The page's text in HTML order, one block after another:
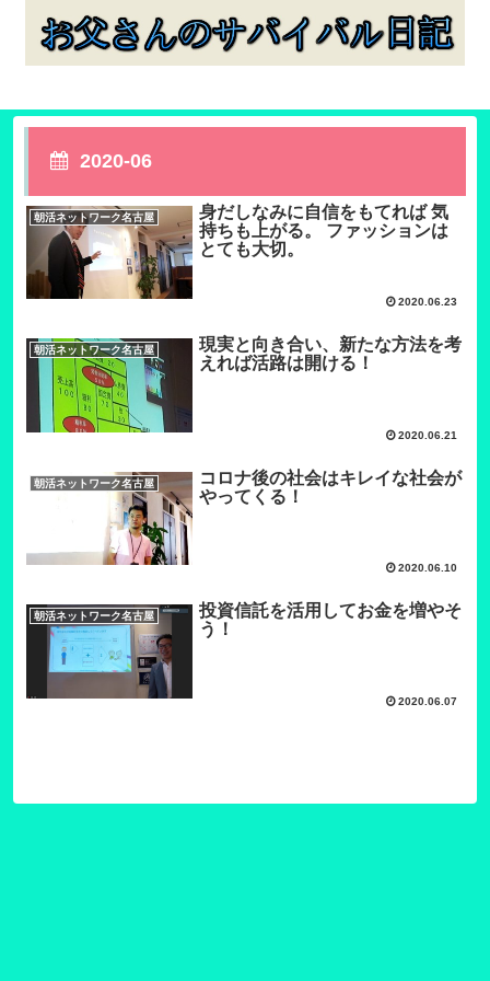
2020-06
朝活ネットワーク名古屋
身だしなみに自信をもてれば 気
持ちも上がる。 ファッションは
とても大切。
2020.06.23
朝活ネットワーク名古屋
現実と向き合い、新たな方法を考
えれば活路は開ける！
2020.06.21
朝活ネットワーク名古屋
コロナ後の社会はキレイな社会が
やってくる！
2020.06.10
朝活ネットワーク名古屋
投資信託を活用してお金を増やそ
う！
2020.06.07